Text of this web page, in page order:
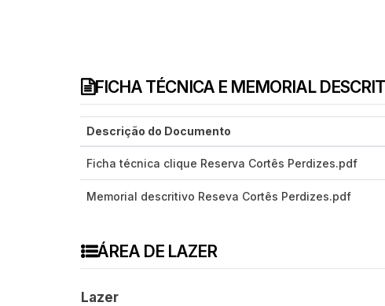
FICHA TÉCNICA E MEMORIAL
Descrição do Documento
Ficha técnica clique Reserva Cortês Perdizes.pdf
Memorial descritivo Reseva Cortês Perdizes.pdf
ÁREA DE LAZER
Lazer